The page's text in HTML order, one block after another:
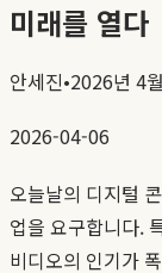
미래를 열다
안세진•2026년 4
2026-04-06
오늘날의 디지털
업을 요구합니다.
비디오의 인기가